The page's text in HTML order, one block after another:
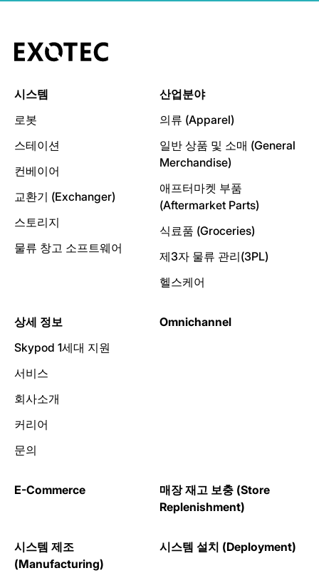
시스템
로봇
스테이션
컨베이어
교환기 (Exchanger)
스토리지
물류 창고 소프트웨어
산업분야
의류 (Apparel)
일반 상품 및 소매 (General
Merchandise)
애프터마켓 부품
(Aftermarket Parts)
식료품 (Groceries)
제3자 물류 관리(3PL)
헬스케어
상세 정보
Skypod 1세대 지원
서비스
회사소개
커리어
문의
Omnichannel
E-Commerce
매장 재고 보충 (Store
Replenishment)
시스템 제조
(Manufacturing)
시스템 설치 (Deployment)